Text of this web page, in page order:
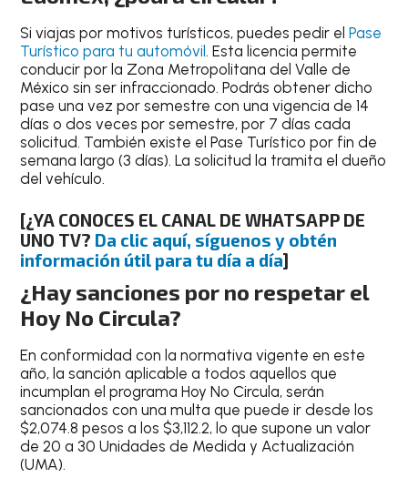
Si viajas por motivos turísticos, puedes pedir elPase
Turístico para tu automóvil. Esta licencia permite
conducir por la Zona Metropolitana del Valle de
México sin ser infraccionado. Podrás obtener dicho
pase una vez por semestrecon una vigencia de 14
días o dos veces por semestre, por 7 días cada
solicitud. También existe el Pase Turístico por fin de
semana largo (3 días). La solicitud la tramita el dueño
del vehículo.
[¿YA CONOCES EL CANAL DE WHATSAPP DE
UNO TV? Da clic aquí, síguenos y obtén
información útil para tu día a día]
¿Hay sanciones por no respetar el
Hoy No Circula?
En conformidad con la normativa vigente en este
año, la sanción aplicable a todos aquellos que
incumplan el programa Hoy No Circula,serán
sancionados con una multa que puede ir desde los
$2,074.8 pesos a los $3,112.2, lo que supone un valor
de 20 a 30 Unidades de Medida y Actualización
(UMA).